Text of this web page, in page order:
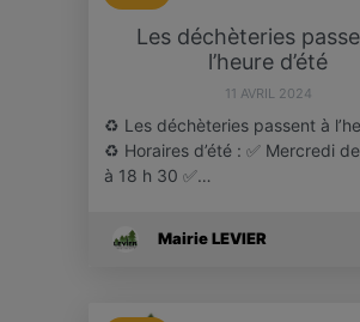
Les déchèteries
l’heure d’été
11 AVRIL 2024
♻️ Les déchèteries passent à
♻️ Horaires d’été : ✅ Mercredi
à 18 h 30 ✅…
Mairie LEVIER